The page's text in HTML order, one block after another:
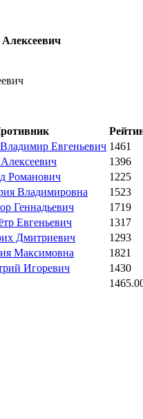
Евгеньевич 1461
1396
Романович
1225
Владимировна
1523
Геннадьевич
1719
Евгеньевич
1317
Дмитриевич
1293
Максимовна
1821
Игоревич
1430